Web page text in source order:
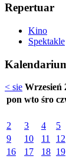
Repertuar
Kino
Spektakle
< sie Wrzesień
pon wto śro
2
3 4 5
9
10 11 12
16
17 18 19